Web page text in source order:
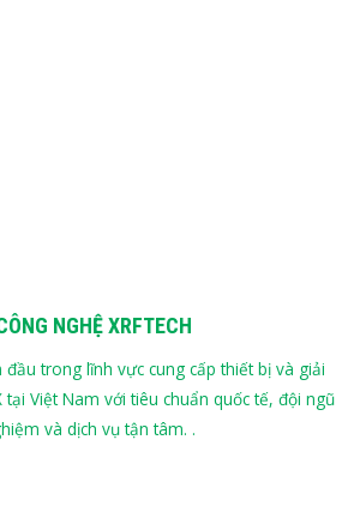
NGHỆ XRFTECH
đầu trong lĩnh vực cung cấp thiết bị và giải
Việt Nam với tiêu chuẩn quốc tế, đội ngũ
và dịch vụ tận tâm. .